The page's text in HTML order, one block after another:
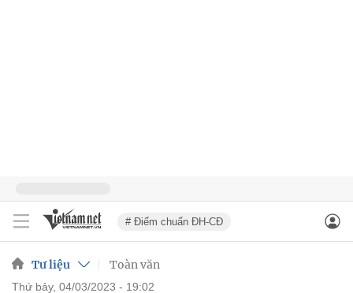
# Điểm chuẩn ĐH-CĐ
Tư liệu Toàn văn
thứ bảy, 04/03/2023 - 19:02